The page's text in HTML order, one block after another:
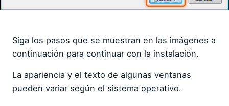
Siga los pasos que se muestran en las imágenes a
continuación para continuar con la instalación.
La apariencia y el texto de algunas ventanas
pueden variar según el sistema operativo.